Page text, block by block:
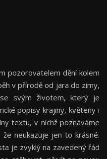
pozorovatelem dění kolem
v přírodě od jara do zimy,
svým životem, který je
popisy krajiny, květeny i
textu, v nichž poznáváme
neukazuje jen to krásné.
je zvyklý na zavedený řád